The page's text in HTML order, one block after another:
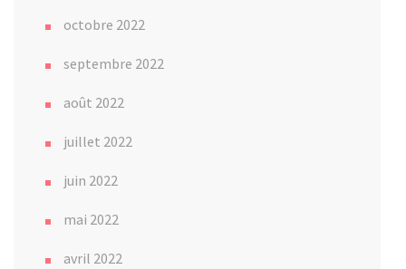
octobre 2022
septembre 2022
août 2022
juillet 2022
juin 2022
mai 2022
avril 2022